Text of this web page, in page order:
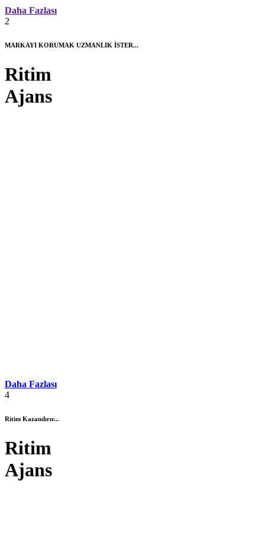
Daha Fazlası
2
MARKAYI KORUMAK UZMANLIK İSTER...
Ritim
Ajans
Daha Fazlası
4
Ritim Kazandırır...
Ritim
Ajans